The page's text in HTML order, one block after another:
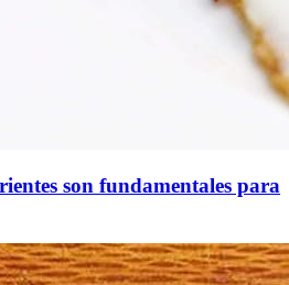
son fundamentales para